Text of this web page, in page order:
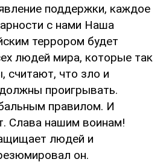
поддержки, каждое
с нами Наша
террором будет
людей мира, которые так
считают, что зло и
проигрывать.
правилом. И
Слава нашим воинам!
людей и
он.